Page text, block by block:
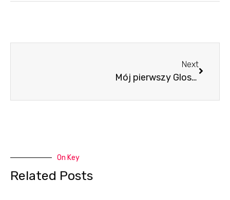
Next
Mój pierwszy Glossybox!
On Key
Related Posts